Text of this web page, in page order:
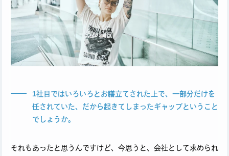
1社目ではいろいろとお膳立てされた上で、一部分だけを
任されていた、だから起きてしまったギャップということ
でしょうか。
それもあったと思うんですけど、今思うと、会社として求められ